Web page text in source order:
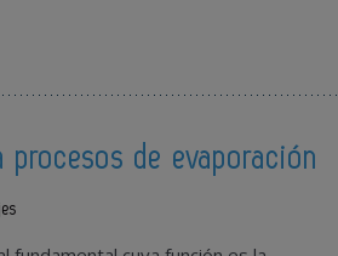
procesos de evaporación